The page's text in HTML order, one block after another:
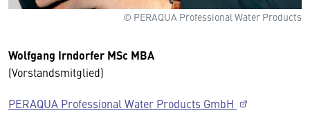
© PERAQUA Professional Water Products
Wolfgang Irndorfer MSc MBA
(Vorstandsmitglied)
PERAQUA Professional Water Products GmbH